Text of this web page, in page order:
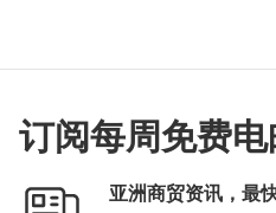
订阅每周免费
亚洲商贸资讯，最